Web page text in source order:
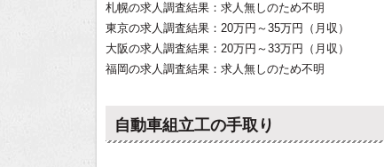
札幌の求人調査結果：求人無しのため不明
東京の求人調査結果：20万円～35万円（月収）
大阪の求人調査結果：20万円～33万円（月収）
福岡の求人調査結果：求人無しのため不明
自動車組立工の手取り